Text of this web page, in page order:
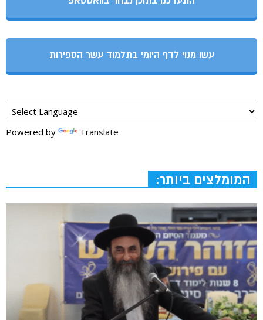
עשו מנוי לדף היומי בתלמוד עשר הספירות
Powered by Translate
המומלצים ביותר: